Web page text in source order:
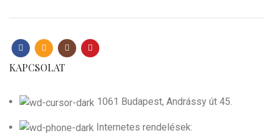
KAPCSOLAT
1061 Budapest, Andrássy út 45.
Internetes rendelések: